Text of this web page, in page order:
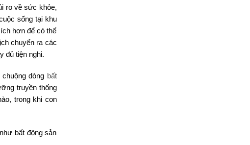
ro về sức khỏe,
sống tại khu
hơn để có thể
chuyển ra các
đủ tiện nghi.
dòng bất
truyền thống
trong khi con
bất động sản